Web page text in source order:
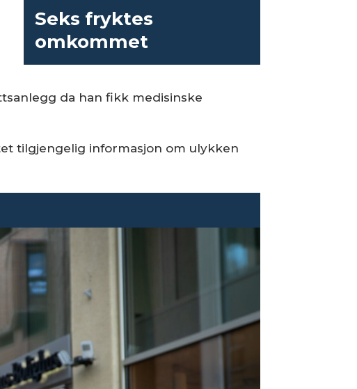
Seks fryktes
omkommet
da han fikk medisinske
tilgjengelig informasjon om ulykken